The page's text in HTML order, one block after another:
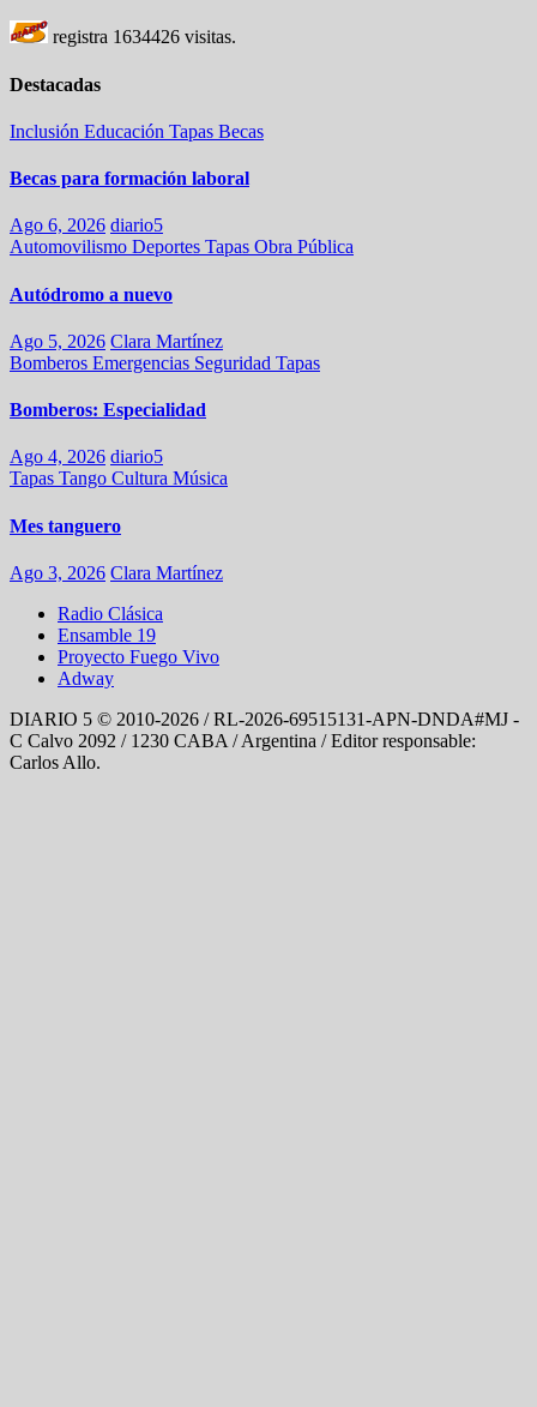
registra 1634426 visitas.
Destacadas
Inclusión Educación Tapas Becas
Becas para formación laboral
Ago 6, 2026 diario5
Automovilismo Deportes Tapas Obra Pública
Autódromo a nuevo
Ago 5, 2026 Clara Martínez
Bomberos Emergencias Seguridad Tapas
Bomberos: Especialidad
Ago 4, 2026 diario5
Tapas Tango Cultura Música
Mes tanguero
Ago 3, 2026 Clara Martínez
Radio Clásica
Ensamble 19
Proyecto Fuego Vivo
Adway
DIARIO 5 © 2010-2026 / RL-2026-69515131-APN-DNDA#MJ -
C Calvo 2092 / 1230 CABA / Argentina / Editor responsable:
Carlos Allo.